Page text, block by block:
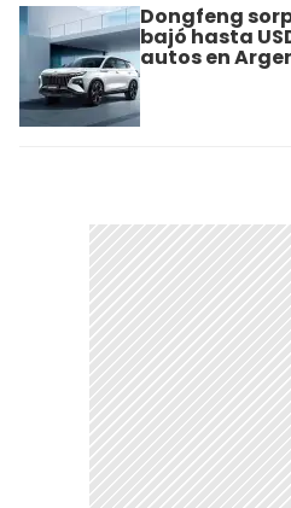
Dongfeng
bajó hasta
autos en